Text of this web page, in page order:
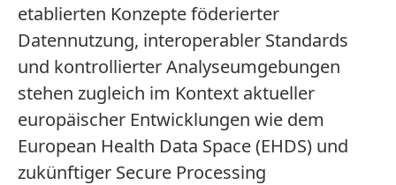
etablierten Konzepte föderierter
Datennutzung, interoperabler Standards
und kontrollierter Analyseumgebungen
stehen zugleich im Kontext aktueller
europäischer Entwicklungen wie dem
European Health Data Space (EHDS) und
zukünftiger Secure Processing